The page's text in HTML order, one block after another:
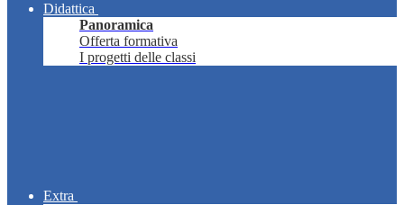
Didattica
Panoramica
Offerta formativa
I progetti delle classi
Extra